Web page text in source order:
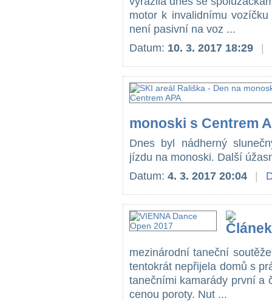
motor k invalidnímu
není pasivní na voz ...
Datum: 10. 3. 2017 18:29
monoski s Centrem
Dnes byl nádherný
jízdu na monoski. Další
Datum: 4. 3. 2017 20:04
mezinárodní taneční
tentokrát nepřijela domů s
tanečními kamarády první a
cenou poroty. Nut ...